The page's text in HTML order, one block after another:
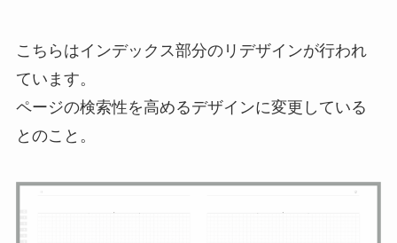
こちらはインデックス部分のリデザインが行われ
ています。
ページの検索性を高めるデザインに変更している
とのこと。